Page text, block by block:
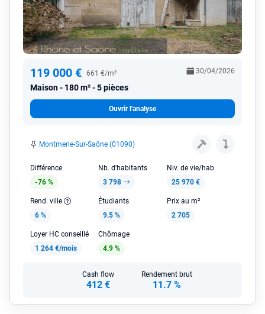
119 000 € 661 €/m²
Maison 180 m² - 5 pièces
30/04/2026
Ouvrir l'analyse
Montmerle-Sur-Saône (01090)
Différence
-76 %
Nb. d'habitants
3 798
Niv. de vie/hab
25 970 €
Rend. ville
6 %
Étudiants
9.5 %
Prix au m²
2 705
Loyer HC conseillé
1 264 €/mois
Chômage
4.9 %
Cash flow
412 €
Rendement brut
11.7 %